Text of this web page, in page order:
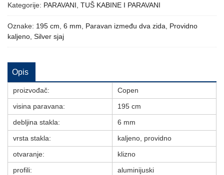
Kategorije: PARAVANI TUŠ KABINE I PARAVANI
Oznake: 195 cm 6 mm Paravan između dva zida
Providno
kaljeno Silver sjaj
Opis
proizvođač:
Copen
visina paravana:
195 cm
debljina stakla:
6 mm
vrsta stakla:
kaljeno, providno
otvaranje:
klizno
profili:
aluminijuski